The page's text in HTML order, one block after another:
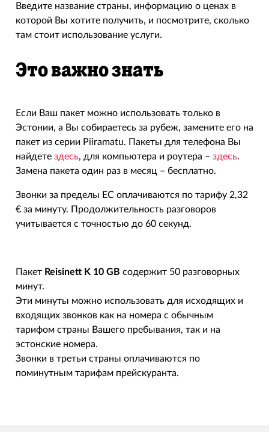
Введите название страны, информацию о ценах в
которой Вы хотите получить, и посмотрите, сколько
там стоит использование услуги.
Это важно знать
Если Ваш пакет можно использовать только в
Эстонии, а Вы собираетесь за рубеж, замените его на
пакет из серии Piiramatu. Пакеты для телефона Вы
найдете здесь, для компьютера и роутера – здесь.
Замена пакета один раз в месяц – бесплатно.
Звонки за пределы ЕС оплачиваются по тарифу 2,32
€ за минуту. Продолжительность разговоров
учитывается с точностью до 60 секунд.
Пакет Reisinett K 10 GB содержит 50 разговорных
минут.
Эти минуты можно использовать для исходящих и
входящих звонков как на номера с обычным
тарифом страны Вашего пребывания, так и на
эстонские номера.
Звонки в третьи страны оплачиваются по
поминутным тарифам прейскуранта.